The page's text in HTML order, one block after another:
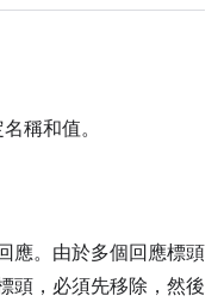
稱和值。
應。由於多個回應標頭
頭，必須先移除，然後